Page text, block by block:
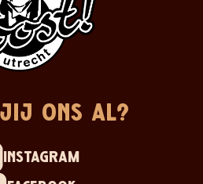
ons al?
instagram